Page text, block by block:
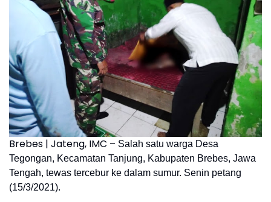
Brebes | Jateng, IMC – Salah satu warga Desa
Tegongan, Kecamatan Tanjung, Kabupaten Brebes, Jawa
Tengah, tewas tercebur ke dalam sumur. Senin petang
(15/3/2021).